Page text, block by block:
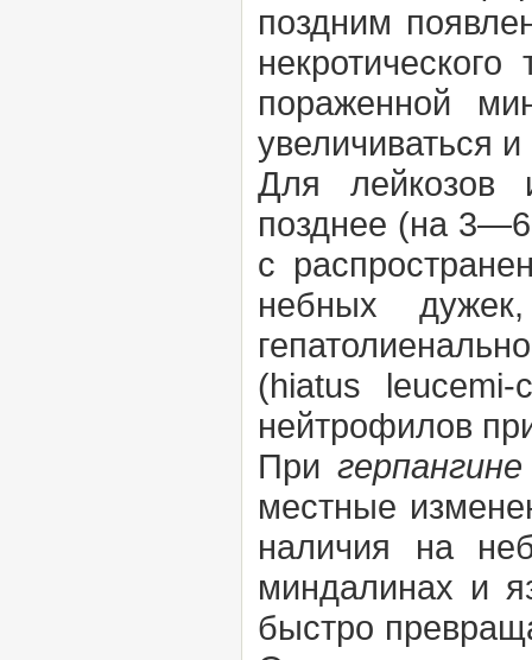
поздним
пораженной
увеличиваться
Для лейкозов
позднее (на
с
небных
(hiatus
нейтрофилов
Пригерпангине
местные
наличия на
миндалинах и
быстро